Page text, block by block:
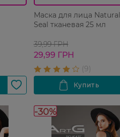
Маска для лица
Seal тканевая 25 мл
39,99 ГРН
29,99 ГРН
-30%